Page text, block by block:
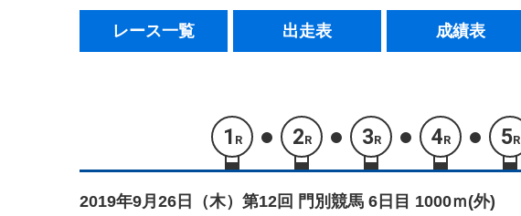
レース一覧 出走表 成績表
1 R 2R 3R 4R 5R
2019年9月26日（木） 第12回 門別競馬 6日目 1000ｍ(外)